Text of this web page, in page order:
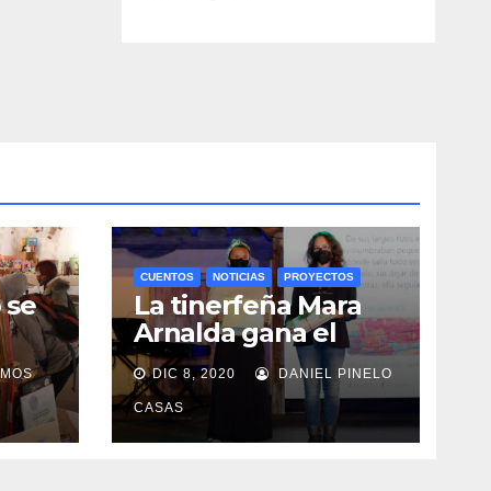
CUENTOS NOTICIAS PROYECTOS
La tinerfeña Mara
Arnalda gana el
concurso
‘#MicrocuentoLS’
DIC 8, 2020 DANIEL PINELO
CASAS